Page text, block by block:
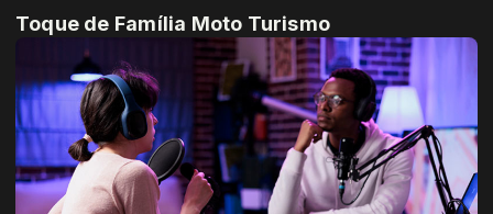
Toque de Família Moto Turismo